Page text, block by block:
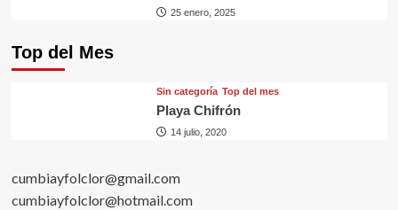
25 enero, 2025
Top del Mes
Sin categorí­a Top del mes
Playa Chifrón
14 julio, 2020
cumbiayfolclor@gmail.com
cumbiayfolclor@hotmail.com